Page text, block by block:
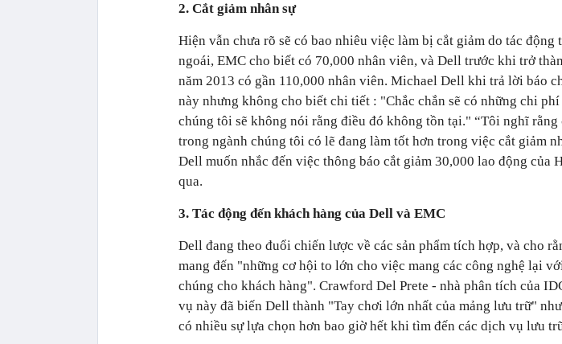
2. Cắt giảm nhân sự
Hiện vẫn chưa rõ sẽ có bao nhiêu việc làm bị cắt giảm do tác động
ngoái, EMC cho biết có 70,000 nhân viên, và Dell trước khi trở
năm 2013 có gần 110,000 nhân viên. Michael Dell khi trả lời báo
này nhưng không cho biết chi tiết : "Chắc chắn sẽ có những chi
chúng tôi sẽ không nói rằng điều đó không tồn tại." “Tôi nghĩ rằng
trong ngành chúng tôi có lẽ đang làm tốt hơn trong việc cắt giảm
Dell muốn nhắc đến việc thông báo cắt giảm 30,000 lao động của
qua.
3. Tác động đến khách hàng của Dell và EMC
Dell đang theo đuổi chiến lược về các sản phẩm tích hợp, và cho
mang đến "những cơ hội to lớn cho việc mang các công nghệ lại
chúng cho khách hàng". Crawford Del Prete - nhà phân tích của
vụ này đã biến Dell thành "Tay chơi lớn nhất của mảng lưu trữ"
có nhiều sự lựa chọn hơn bao giờ hết khi tìm đến các dịch vụ lưu